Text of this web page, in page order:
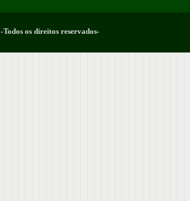
-Todos os direitos reservados-